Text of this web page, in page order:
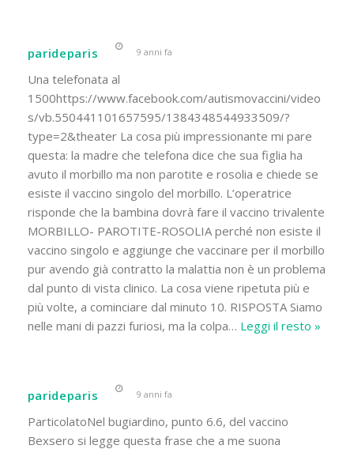
parideparis 9 anni fa
Una telefonata al
1500https://www.facebook.com/autismovaccini/video
s/vb.550441101657595/1384348544933509/?
type=2&theater La cosa più impressionante mi pare
questa: la madre che telefona dice che sua figlia ha
avuto il morbillo ma non parotite e rosolia e chiede se
esiste il vaccino singolo del morbillo. L’operatrice
risponde che la bambina dovrà fare il vaccino trivalente
MORBILLO- PAROTITE-ROSOLIA perché non esiste il
vaccino singolo e aggiunge che vaccinare per il morbillo
pur avendo già contratto la malattia non è un problema
dal punto di vista clinico. La cosa viene ripetuta più e
più volte, a cominciare dal minuto 10. RISPOSTA Siamo
nelle mani di pazzi furiosi, ma la colpa… Leggi il resto »
parideparis 9 anni fa
ParticolatoNel bugiardino, punto 6.6, del vaccino
Bexsero si legge questa frase che a me suona